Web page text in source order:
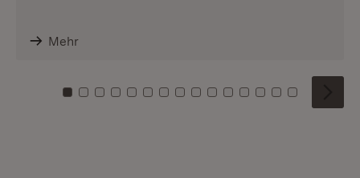
Mehr
Zu Kachel: 0
Zu Kachel: 1
Zu Kachel: 2
Zu Kachel: 3
Zu Kachel: 4
Zu Kachel: 5
Zu Kachel: 6
Zu Kachel: 7
Zu Kachel: 8
Zu Kachel: 9
Zu Kachel: 10
Zu Kachel: 11
Zu Kachel: 12
Zu Kachel:
Zu